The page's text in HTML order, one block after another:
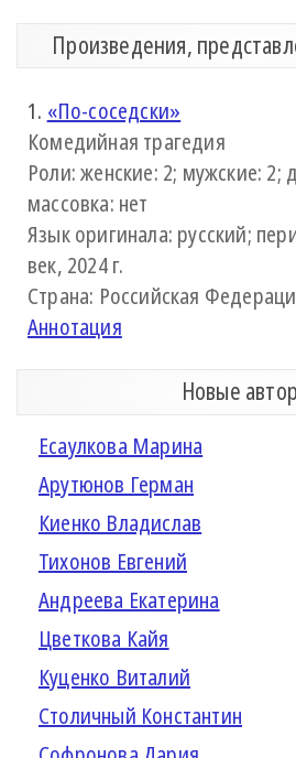
Произведения,
1. «По-соседски»
Комедийная трагедия
Роли: женские: 2; мужские: 2;
массовка: нет
Язык оригинала: русский;
век, 2024 г.
Страна: Российская
Аннотация
Новые
Есаулкова Марина
Арутюнов Герман
Киенко Владислав
Тихонов Евгений
Андреева Екатерина
Цветкова Кайя
Куценко Виталий
Столичный Константин